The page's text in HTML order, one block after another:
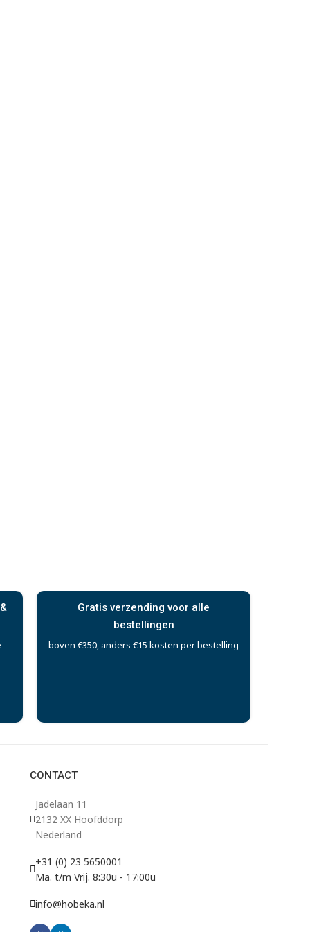
Gratis verzending voor alle
bestellingen
boven €350, anders €15 kosten per bestelling
CONTACT
Jadelaan 11
2132 XX Hoofddorp
Nederland
+31 (0) 23 5650001
Ma. t/m Vrij. 8:30u - 17:00u
info@hobeka.nl